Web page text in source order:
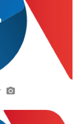
thời sự
đêm khuya
tình yêu
cho bé
tâm hồn